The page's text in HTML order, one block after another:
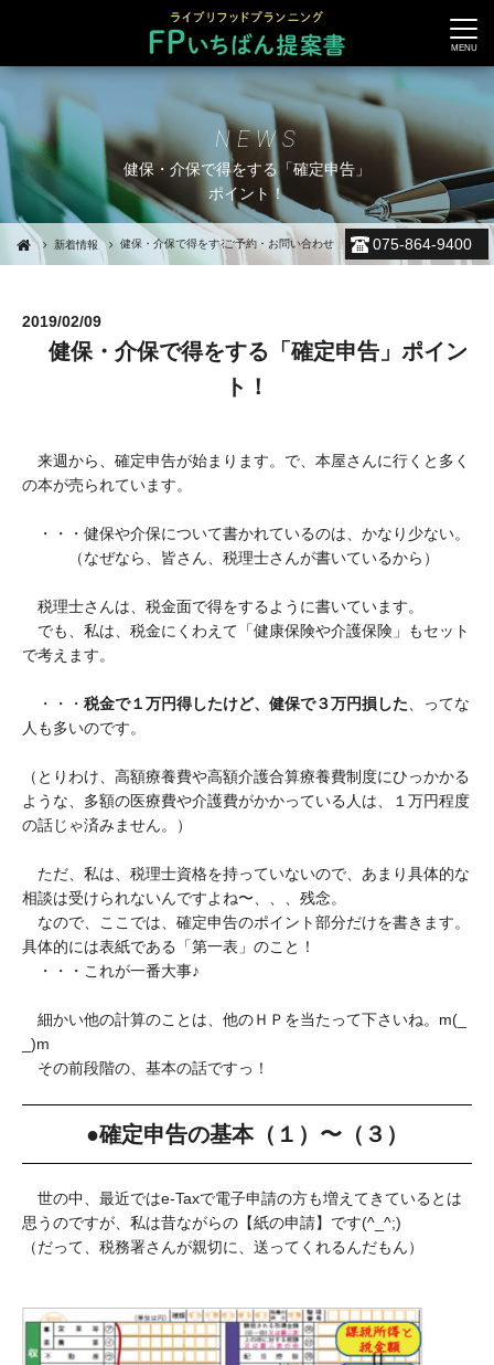
NEWS
健保・介保で得をする「確定申告」
ポイント！
新着情報 健保・介保で得をする「確定申告」ポイント！
ご予約・お問い合わせ 075-864-9400
2019/02/09
健保・介保で得をする「確定申告」ポイン
ト！
来週から、確定申告が始まります。で、本屋さんに行くと多く
の本が売られています。
・・・健保や介保について書かれているのは、かなり少ない。
（なぜなら、皆さん、税理士さんが書いているから）
税理士さんは、税金面で得をするように書いています。
でも、私は、税金にくわえて「健康保険や介護保険」もセット
で考えます。
・・・ 税金で１万円得したけど、健保で３万円損した 、ってな
人も多いのです。
（とりわけ、高額療養費や高額介護合算療養費制度にひっかかる
ような、多額の医療費や介護費がかかっている人は、１万円程度
の話じゃ済みません。）
ただ、私は、税理士資格を持っていないので、あまり具体的な
相談は受けられないんですよね〜、、、残念。
なので、ここでは、確定申告のポイント部分だけを書きます。
具体的には表紙である「第一表」のこと！
・・・これが一番大事♪
細かい他の計算のことは、他のＨＰを当たって下さいね。m(_
_)m
その前段階の、基本の話ですっ！
●確定申告の基本（１）〜（３）
世の中、最近ではe-Taxで電子申請の方も増えてきているとは
思うのですが、私は昔ながらの【紙の申請】です(^_^;)
（だって、税務署さんが親切に、送ってくれるんだもん）